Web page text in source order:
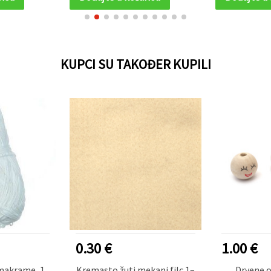
KUPCI SU TAKOĐER KUPILI
0.30 € 1.00 €